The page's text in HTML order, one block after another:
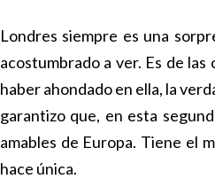
Londres siempre es una
acostumbrado a ver. Es de
haber ahondado en ella, la
garantizo que, en esta
amables de Europa. Tiene el
hace única.